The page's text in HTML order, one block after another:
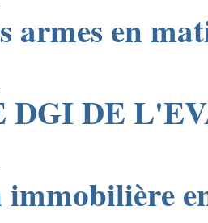
armes en
DGI DE